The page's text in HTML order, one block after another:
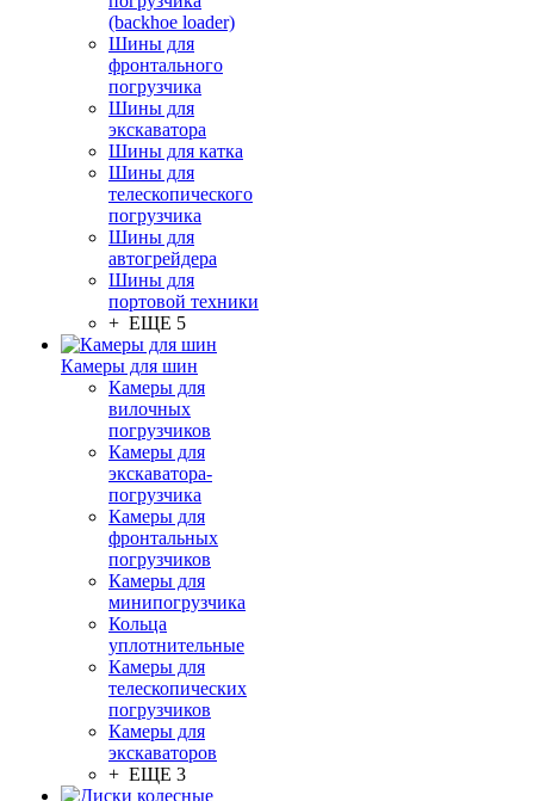
(backhoe loader)
Шины для
фронтального
погрузчика
Шины для
экскаватора
Шины для катка
Шины для
телескопического
погрузчика
Шины для
автогрейдера
Шины для
портовой техники
+ ЕЩЕ 5
Камеры для шин
Камеры для
вилочных
погрузчиков
Камеры для
экскаватора-
погрузчика
Камеры для
фронтальных
погрузчиков
Камеры для
минипогрузчика
Кольца
уплотнительные
Камеры для
телескопических
погрузчиков
Камеры для
экскаваторов
+ ЕЩЕ 3